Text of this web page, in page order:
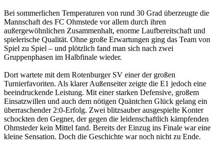
Bei sommerlichen Temperaturen von rund 30 Grad überzeugte die
Mannschaft des FC Ohmstede vor allem durch ihren
außergewöhnlichen Zusammenhalt, enorme Laufbereitschaft und
spielerische Qualität. Ohne große Erwartungen ging das Team von
Spiel zu Spiel – und plötzlich fand man sich nach zwei
Gruppenphasen im Halbfinale wieder.
Dort wartete mit dem Rotenburger SV einer der großen
Turnierfavoriten. Als klarer Außenseiter zeigte die E1 jedoch eine
beeindruckende Leistung. Mit einer starken Defensive, großem
Einsatzwillen und auch dem nötigen Quäntchen Glück gelang ein
überraschender 2:0-Erfolg. Zwei blitzsauber ausgespielte Konter
schockten den Gegner, der gegen die leidenschaftlich kämpfenden
Ohmsteder kein Mittel fand. Bereits der Einzug ins Finale war eine
kleine Sensation. Doch die Geschichte war noch nicht zu Ende.